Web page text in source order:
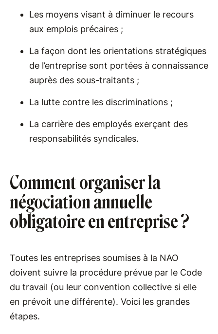
Les moyens visant à diminuer le recours
aux emplois précaires ;
La façon dont les orientations stratégiques
de l’entreprise sont portées à connaissance
auprès des sous-traitants ;
La lutte contre les discriminations ;
La carrière des employés exerçant des
responsabilités syndicales.
Comment organiser la
négociation annuelle
obligatoire en entreprise ?
Toutes les entreprises soumises à la NAO
doivent suivre la procédure prévue par le Code
du travail (ou leur convention collective si elle
en prévoit une différente). Voici les grandes
étapes.